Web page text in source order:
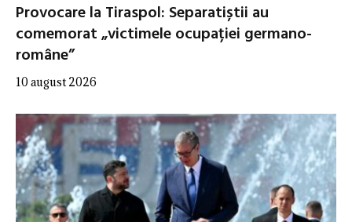
Provocare la Tiraspol: Separatiștii au
comemorat „victimele ocupației germano-
române”
10 august 2026